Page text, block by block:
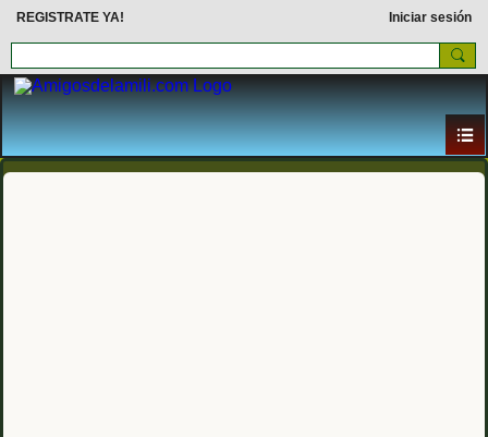
REGISTRATE YA! Iniciar sesión